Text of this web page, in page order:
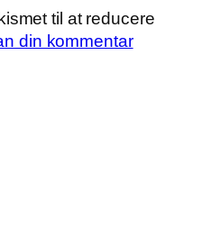
til at reducere
din kommentar